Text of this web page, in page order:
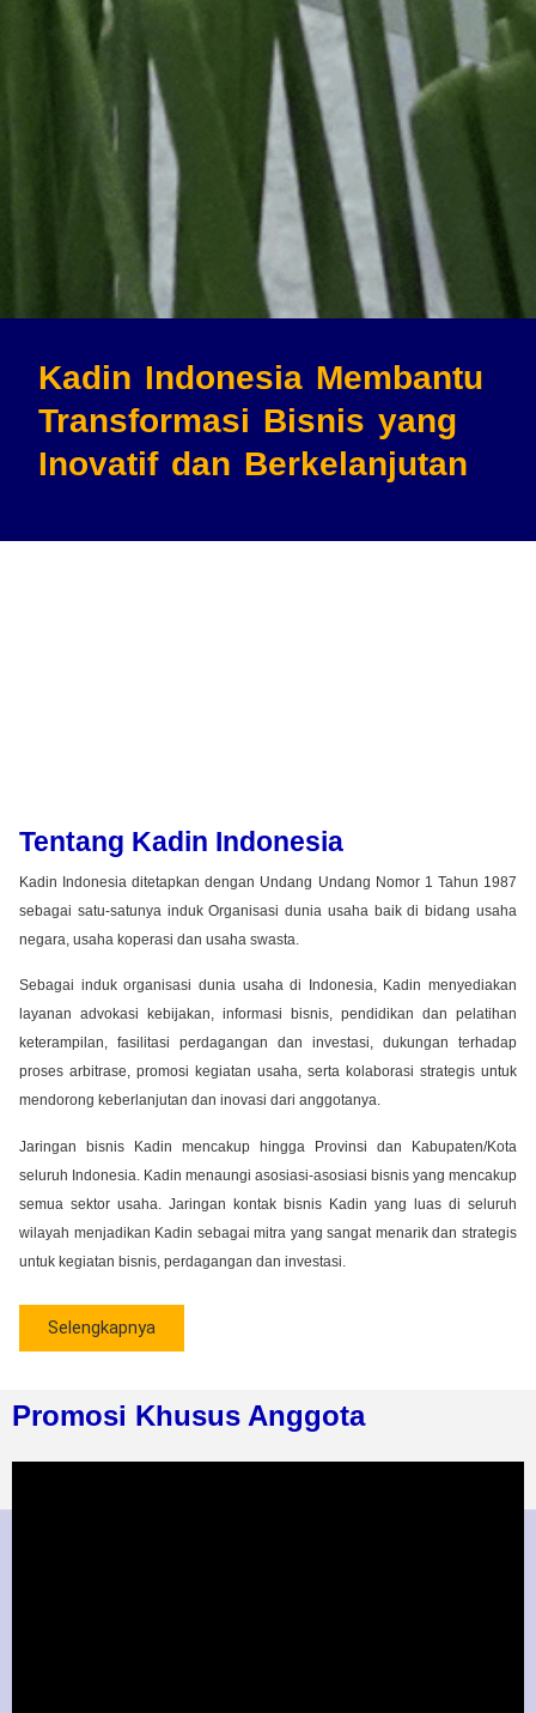
Kadin Indonesia Membantu
Transformasi Bisnis yang
Inovatif dan Berkelanjutan
Tentang Kadin Indonesia
Kadin Indonesia ditetapkan dengan Undang Undang Nomor 1 Tahun 1987
sebagai satu-satunya induk Organisasi dunia usaha baik di bidang usaha
negara, usaha koperasi dan usaha swasta.
Sebagai induk organisasi dunia usaha di Indonesia, Kadin menyediakan
layanan advokasi kebijakan, informasi bisnis, pendidikan dan pelatihan
keterampilan, fasilitasi perdagangan dan investasi, dukungan terhadap
proses arbitrase, promosi kegiatan usaha, serta kolaborasi strategis untuk
mendorong keberlanjutan dan inovasi dari anggotanya.
Jaringan bisnis Kadin mencakup hingga Provinsi dan Kabupaten/Kota
seluruh Indonesia. Kadin menaungi asosiasi-asosiasi bisnis yang mencakup
semua sektor usaha. Jaringan kontak bisnis Kadin yang luas di seluruh
wilayah menjadikan Kadin sebagai mitra yang sangat menarik dan strategis
untuk kegiatan bisnis, perdagangan dan investasi.
Selengkapnya
Promosi Khusus Anggota